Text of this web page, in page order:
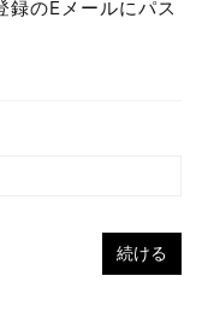
録のEメールにパス